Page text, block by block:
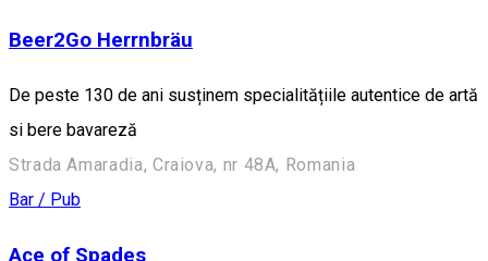
Beer2Go Herrnbräu
De peste 130 de ani susținem specialitățiile autentice de artă
si bere bavareză
Strada Amaradia, Craiova, nr 48A, Romania
Bar / Pub
Ace of Spades